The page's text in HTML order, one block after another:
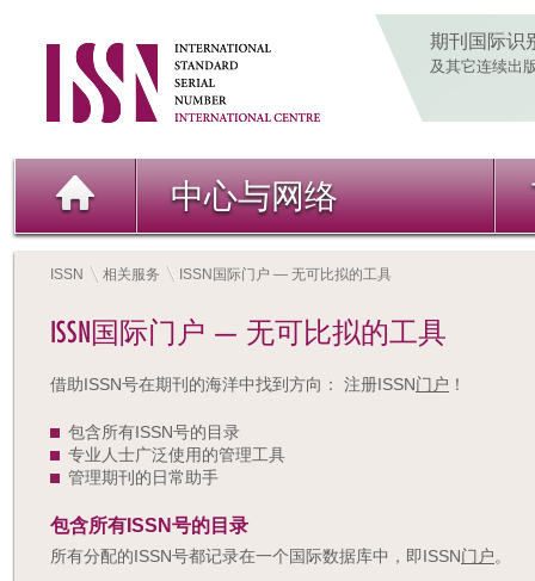
期刊国际识
及其它连续出
中心与网络
ISSN 相关服务 ISSN国际门户 — 无可比拟的工具
ISSN国际门户 — 无可比拟的工具
借助ISSN号在期刊的海洋中找到方向： 注册ISSN门户 ！
包含所有ISSN号的目录
专业人士广泛使用的管理工具
管理期刊的日常助手
包含所有 ISSN号的目 录
所有分配的ISSN号都记录在一个国际数据库中，即ISSN门户。